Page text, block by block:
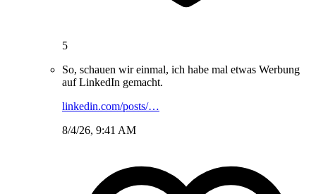
5
So, schauen wir einmal, ich habe mal etwas Werbung
auf LinkedIn gemacht.
linkedin.com/posts/…
8/4/26, 9:41 AM